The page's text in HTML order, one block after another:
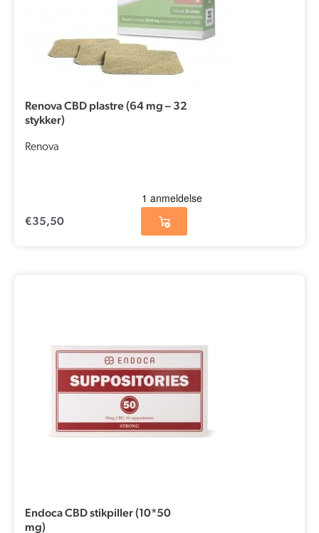
Renova CBD plastre (64 mg – 32
stykker)
Renova
€35,50
Endoca CBD stikpiller (10*50
mg)